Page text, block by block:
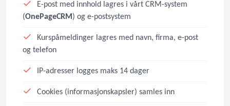
E-post med innhold lagres i vårt CRM-system
(OnePageCRM) og e-postsystem
Kurspåmeldinger lagres med navn, firma, e-post
og telefon
IP-adresser logges maks 14 dager
Cookies (informasjonskapsler) samles inn